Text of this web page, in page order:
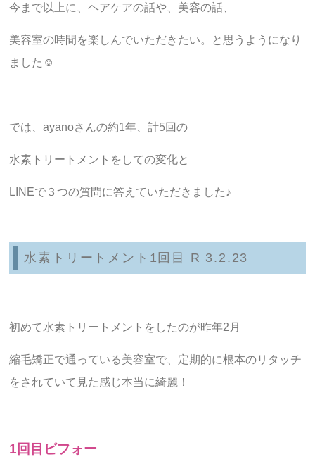
今まで以上に、ヘアケアの話や、美容の話、
美容室の時間を楽しんでいただきたい。と思うようになり
ました☺︎
では、ayanoさんの約1年、計5回の
水素トリートメントをしての変化と
LINEで３つの質問に答えていただきました♪
水素トリートメント1回目 R 3.2.23
初めて水素トリートメントをしたのが昨年2月
縮毛矯正で通っている美容室で、定期的に根本のリタッチ
をされていて見た感じ本当に綺麗！
1回目ビフォー